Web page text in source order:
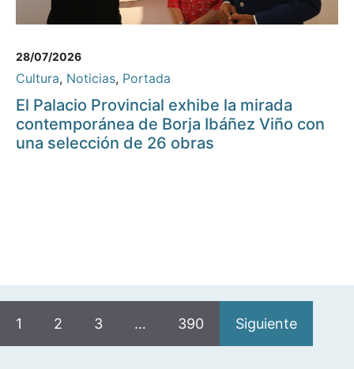
28/07/2026
Cultura, Noticias, Portada
El Palacio Provincial exhibe la mirada
contemporánea de Borja Ibáñez Viño con
una selección de 26 obras
1 2 3 … 390 Siguiente